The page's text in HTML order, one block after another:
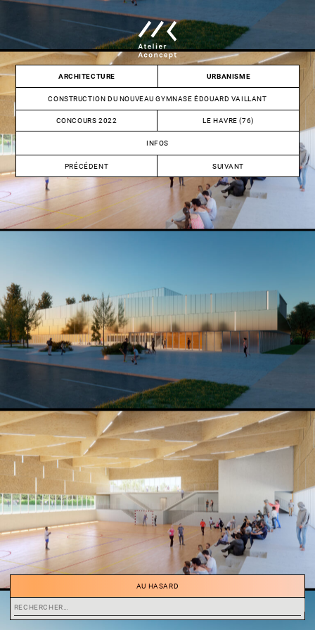
content
ARCHITECTURE URBANISME
AU HASARD
Rechercher :
CONSTRUCTION DU NOUVEAU GYMNASE ÉDOUARD VAILLANT
CONCOURS 2022 LE HAVRE (76)
INFOS
DE
L’ARTICLE
PRÉCÉDENTRECONSTRUCTION
ET
GROUPE
SCOLAIRE
ÎLOT
ROSIER
/
SUIVANTCONSTRUCTION
DU
PÔLE
SPORTIF
ET
DU
GROUPE
SCOLAIRE
LALIER